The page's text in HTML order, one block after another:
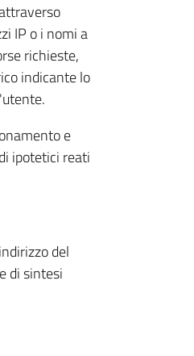
IP o i nomi a
richieste,
indicante lo
e
ipotetici reati
del
di sintesi